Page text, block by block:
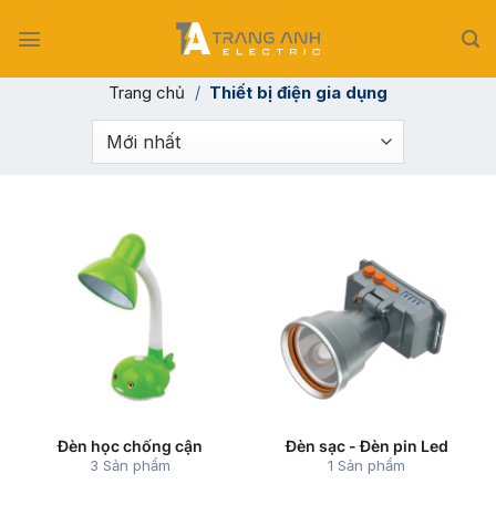
Trang chủ / Thiết bị điện gia dụng
Đèn học chống cận
3 Sản phẩm
Đèn sạc - Đèn pin Led
1 Sản phẩm